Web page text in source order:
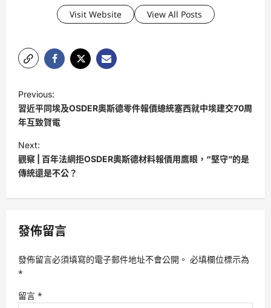
Visit Website View All Posts
o
s
t
n
a
v
g
a
t
i
Previous:
習近平同埃及OSDER奧斯德零件報價總統塞西就中埃建交70周
年互致賀電
Next:
觀察 | 百年法網拒OSDER奧斯德材料報價用鷹眼，“堅守”的是
傳統還是不公？
發佈留言
發佈留言必須填寫的電子郵件地址不會公開。 必填欄位標示為
*
留言 *